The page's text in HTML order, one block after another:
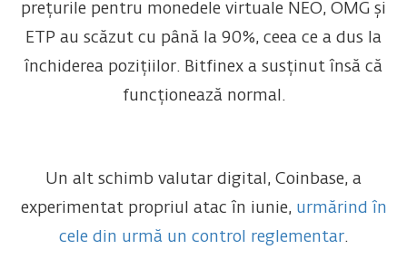
prețurile pentru monedele virtuale NEO, OMG și
ETP au scăzut cu până la 90%, ceea ce a dus la
închiderea pozițiilor. Bitfinex a susținut însă că
funcționează normal.
Un alt schimb valutar digital, Coinbase, a
experimentat propriul atac în iunie, urmărind în
cele din urmă un control reglementar.